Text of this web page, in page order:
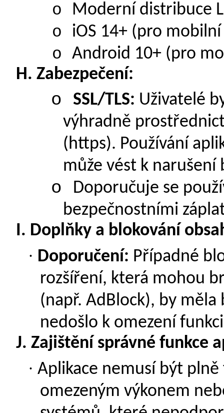
o Moderní distribuce
o iOS 14+ (pro
o Android 10+ (pro
H. Zabezpečení:
oSSL/TLS: Uživatelé
výhradně
(https). Používání
může vést k narušení
o
Doporučuje se
bezpečnostními
I. Doplňky a blokování
· Doporučení: Případné
rozšíření, která mohou
(např. AdBlock), by
nedošlo k omezení
J. Zajištění správné funkce
· Aplikace nemusí být
omezeným výkonem